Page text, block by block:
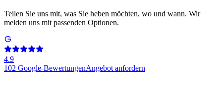
Teilen Sie uns mit, was Sie heben möchten, wo und wann. Wir
melden uns mit passenden Optionen.
4.9
102 Google-BewertungenAngebot anfordern